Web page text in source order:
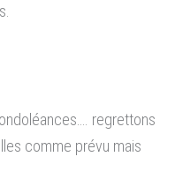
regrettons
comme prévu mais